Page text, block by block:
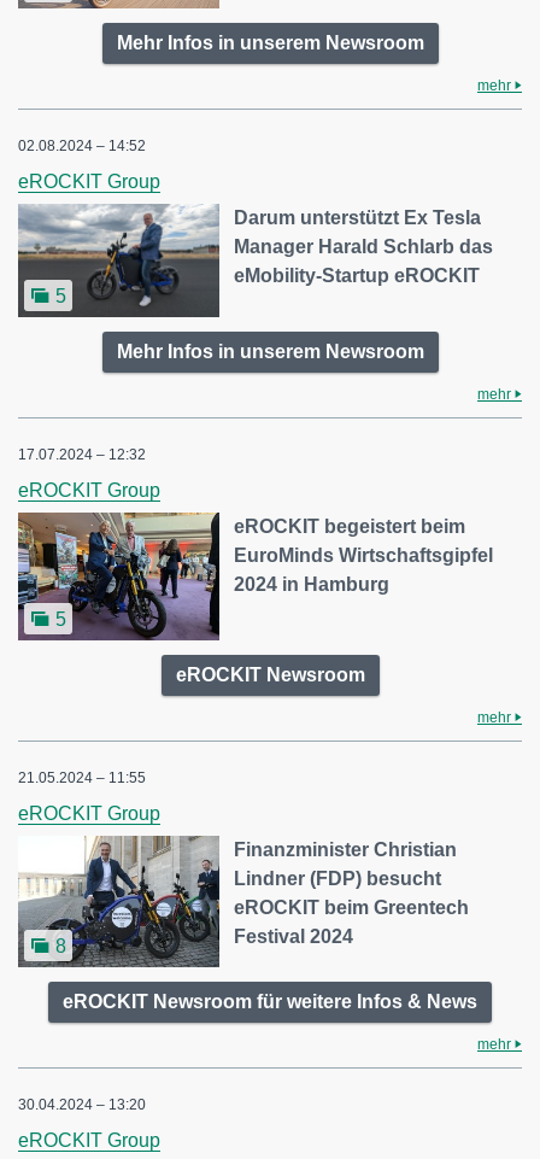
Mehr Infos in unserem Newsroom
mehr
02.08.2024 – 14:52
eROCKIT Group
5
Darum unterstützt Ex Tesla
Manager Harald Schlarb das
eMobility-Startup eROCKIT
Mehr Infos in unserem Newsroom
mehr
17.07.2024 – 12:32
eROCKIT Group
5
eROCKIT begeistert beim
EuroMinds Wirtschaftsgipfel
2024 in Hamburg
eROCKIT Newsroom
mehr
21.05.2024 – 11:55
eROCKIT Group
8
Finanzminister Christian
Lindner (FDP) besucht
eROCKIT beim Greentech
Festival 2024
eROCKIT Newsroom für weitere Infos & News
mehr
30.04.2024 – 13:20
eROCKIT Group